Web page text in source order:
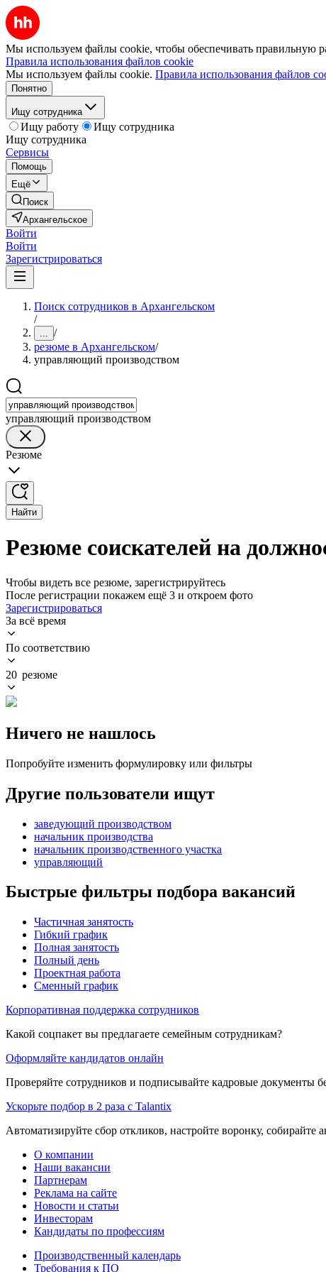
Мы используем файлы cookie, чтобы обеспечивать правильную
Правила использования файлов cookie
Мы используем файлы cookie. Правила использования файлов
Понятно
Ищу сотрудника
Ищу работу
Ищу сотрудника
Ищу сотрудника
Сервисы
Помощь
Ещё
Поиск
Архангельское
Войти
Войти
Зарегистрироваться
Поиск сотрудников в Архангельском
/
... /
резюме в Архангельском/
управляющий производством
управляющий производством
Резюме
Найти
Резюме соискателей на
Чтобы видеть все резюме, зарегистрируйтесь
После регистрации покажем ещё 3 и откроем фото
Зарегистрироваться
За всё время
По соответствию
20 резюме
Ничего не нашлось
Попробуйте изменить формулировку или фильтры
Другие пользователи ищут
заведующий производством
начальник производства
начальник производственного участка
управляющий
Быстрые фильтры подбора вакансий
Частичная занятость
Гибкий график
Полная занятость
Полный день
Проектная работа
Сменный график
Корпоративная поддержка сотрудников
Какой соцпакет вы предлагаете семейным сотрудникам?
Оформляйте кандидатов онлайн
Проверяйте сотрудников и подписывайте кадровые документы
Ускорьте подбор в 2 раза с Talantix
Автоматизируйте сбор откликов, настройте воронку, собирайте
О компании
Наши вакансии
Партнерам
Реклама на сайте
Новости и статьи
Инвесторам
Кандидаты по профессиям
Производственный календарь
Требования к ПО